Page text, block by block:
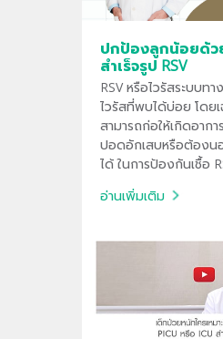
ปกป้องลูกน้อยด้
สำเร็จรูป RSV
RSV หรือไวรัสระบบทา
ไวรัสที่พบได้บ่อย โดยเ
สามารถก่อให้เกิดอาก
ปอดอักเสบหรือต้องน
ได้ ในการป้องกันเชื้อ
โดยตรง ออกฤทธิ์ป้อง
อ่านเพิ่มเติม